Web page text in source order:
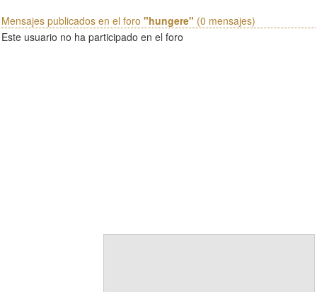
Mensajes publicados en el foro "hungere" (0 mensajes)
Este usuario no ha participado en el foro